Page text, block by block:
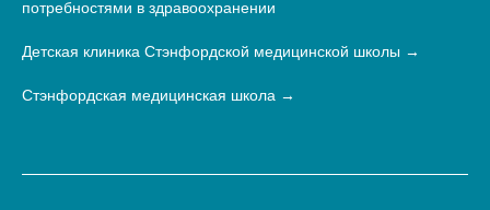
потребностями в здравоохранении
Детская клиника Стэнфордской медицинской школы
Стэнфордская медицинская школа